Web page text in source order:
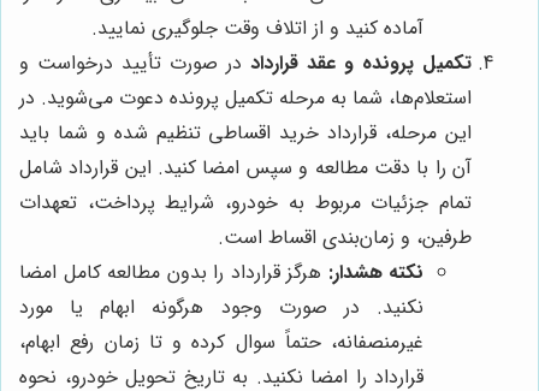
آماده کنید و از اتلاف وقت جلوگیری نمایید.
تکمیل پرونده و عقد قرارداد در صورت تأیید درخواست و
استعلام‌ها، شما به مرحله تکمیل پرونده دعوت می‌شوید. در
این مرحله، قرارداد خرید اقساطی تنظیم شده و شما باید
آن را با دقت مطالعه و سپس امضا کنید. این قرارداد شامل
تمام جزئیات مربوط به خودرو، شرایط پرداخت، تعهدات
طرفین، و زمان‌بندی اقساط است.
نکته هشدار: هرگز قرارداد را بدون مطالعه کامل امضا
نکنید. در صورت وجود هرگونه ابهام یا مورد
غیرمنصفانه، حتماً سوال کرده و تا زمان رفع ابهام،
قرارداد را امضا نکنید. به تاریخ تحویل خودرو، نحوه